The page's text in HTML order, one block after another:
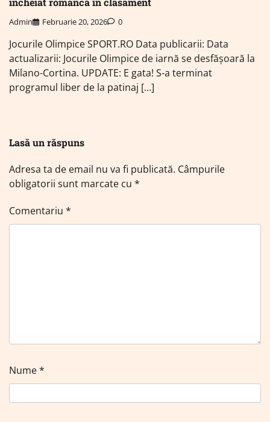
Admin Februarie 20, 2026 0
Jocurile Olimpice SPORT.RO Data publicarii: Data
actualizarii: Jocurile Olimpice de iarnă se desfășoară la
Milano-Cortina. UPDATE: E gata! S-a terminat
programul liber de la patinaj […]
Lasă un răspuns
Adresa ta de email nu va fi publicată. Câmpurile
obligatorii sunt marcate cu *
Comentariu *
Nume*